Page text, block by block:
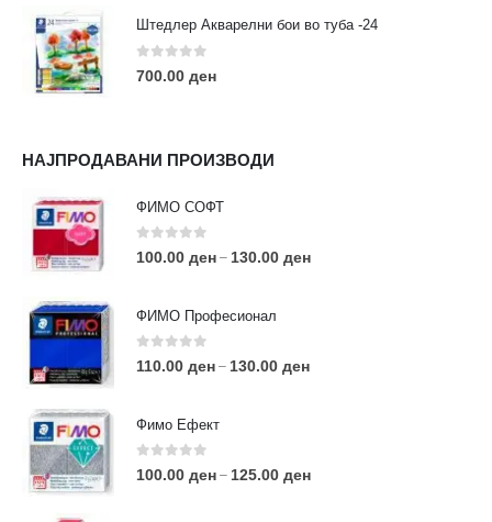
Штедлер Акварелни бои во туба -24
0out of 5
700.00 ден
НАЈПРОДАВАНИ ПРОИЗВОДИ
ФИМО СОФТ
0 out of 5
100.00 ден – 130.00 ден
ФИМО Професионал
0out of 5
110.00 ден – 130.00 ден
Фимо Ефект
0 out of 5
100.00 ден – 125.00 ден